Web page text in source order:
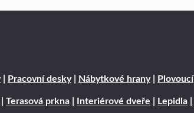
| Pracovní desky| Nábytkové hrany| Plovoucí
Terasová prkna Interiérové dveře Lepidla